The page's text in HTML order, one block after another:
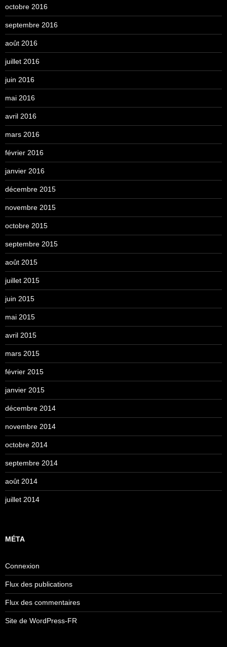
octobre 2016
septembre 2016
août 2016
juillet 2016
juin 2016
mai 2016
avril 2016
mars 2016
février 2016
janvier 2016
décembre 2015
novembre 2015
octobre 2015
septembre 2015
août 2015
juillet 2015
juin 2015
mai 2015
avril 2015
mars 2015
février 2015
janvier 2015
décembre 2014
novembre 2014
octobre 2014
septembre 2014
août 2014
juillet 2014
MÉTA
Connexion
Flux des publications
Flux des commentaires
Site de WordPress-FR